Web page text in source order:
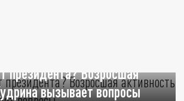
президента? Возросшая
вызывает вопросы